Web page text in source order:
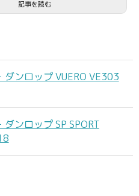
記事を読む
ダンロップ VUERO VE303
ンロップ SP SPORT